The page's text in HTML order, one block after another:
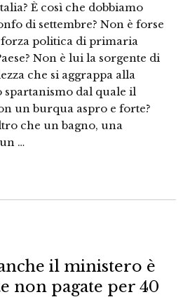
È così che dobbiamo
di settembre? Non è forse
politica di primaria
Non è lui la sorgente di
che si aggrappa alla
spartanismo dal quale il
un burqua aspro e forte?
che un bagno, una
…
il ministero è
non pagate per 40